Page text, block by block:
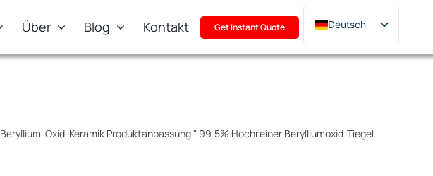
Über Blog Kontakt Get Instant Quote
Deutsch
English
日本語
Beryllium-Oxid-Keramik Produktanpassung" 99.5% Hochreiner Berylliumoxid-Tiegel